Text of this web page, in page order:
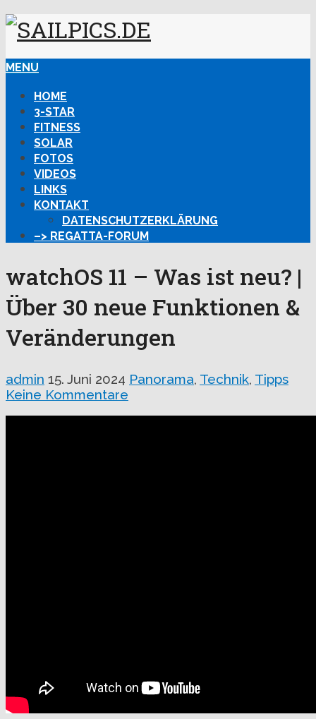
MENU
HOME
3-STAR
FITNESS
SOLAR
FOTOS
VIDEOS
LINKS
KONTAKT
DATENSCHUTZERKLÄRUNG
–> REGATTA-FORUM
watchOS 11 – Was ist neu? |
Über 30 neue Funktionen &
Veränderungen
admin 15. Juni 2024 Panorama, Technik, Tipps
Keine Kommentare